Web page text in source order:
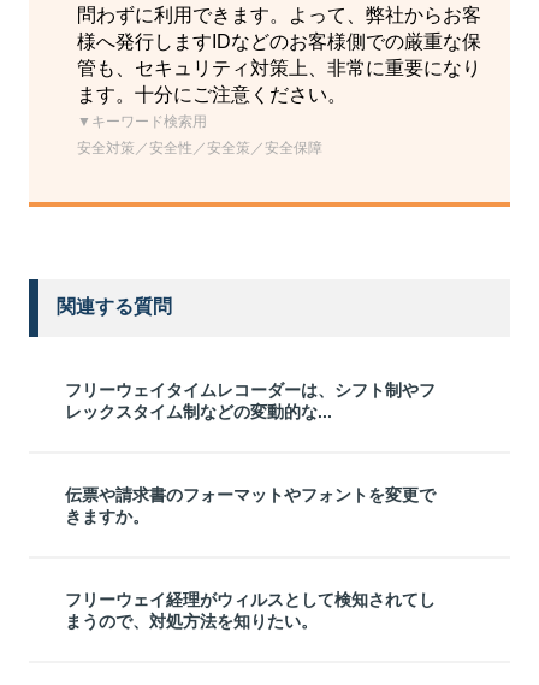
問わずに利用できます。よって、弊社からお客
様へ発行しますIDなどのお客様側での厳重な保
管も、セキュリティ対策上、非常に重要になり
ます。十分にご注意ください。
▼キーワード検索用
安全対策／安全性／安全策／安全保障
関連する質問
フリーウェイタイムレコーダーは、シフト制やフ
レックスタイム制などの変動的な...
伝票や請求書のフォーマットやフォントを変更で
きますか。
フリーウェイ経理がウィルスとして検知されてし
まうので、対処方法を知りたい。